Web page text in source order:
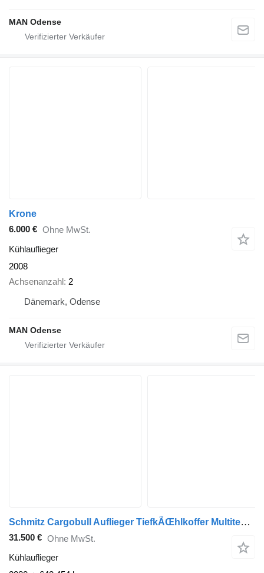
MAN Odense
Krone
6.000 € Ohne MwSt.
Kühlauflieger
2008
Achsenanzahl 2
Dänemark, Odense
MAN Odense
Schmitz Cargobull Auflieger TiefkÃŒhlkoffer Multitemp Double deck
31.500 € Ohne MwSt.
Kühlauflieger